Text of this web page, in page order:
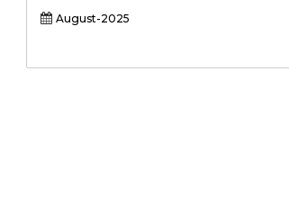
폐기물, 동물 분뇨, 산업용 폐기물) 기술 (연소
화, 열분해, 혐기성 소화, 공동 소화)에 의한
August-2025